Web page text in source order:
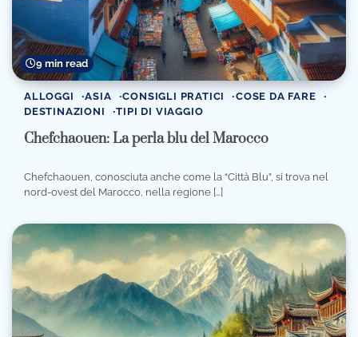
9 min read
ALLOGGI ASIA CONSIGLI PRATICI
COSE DA FARE
DESTINAZIONI
TIPI DI VIAGGIO
Chefchaouen: La perla blu del Marocco
Chefchaouen, conosciuta anche come la “Città Blu”, si trova nel
nord-ovest del Marocco, nella regione […]